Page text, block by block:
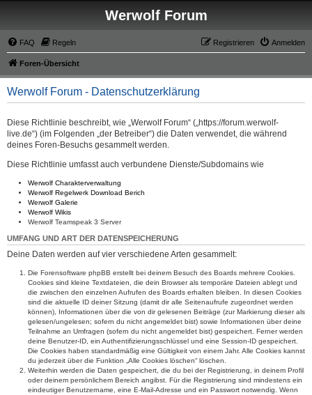
Werwolf Forum
FAQ Regeln Anmelden
Registrieren
Foren-Übersicht
Werwolf Forum - Datenschutzerklärung
Diese Richtlinie beschreibt, wie „Werwolf Forum“ („https://forum.werwolf-
live.de“) (im Folgenden „der Betreiber“) die Daten verwendet, die während
deines Foren-Besuchs gesammelt werden.
Diese Richtlinie umfasst auch verbundene Dienste/Subdomains wie
Werwolf Charakterverwaltung
Werwolf Regelwerk Download Berich
Werwolf Galerie
Werwolf Wikis
Werwolf Teamspeak 3 Server
UMFANG UND ART DER DATENSPEICHERUNG
Deine Daten werden auf vier verschiedene Arten gesammelt:
Die Forensoftware phpBB erstellt bei deinem Besuch des Boards mehrere Cookies.
Cookies sind kleine Textdateien, die dein Browser als temporäre Dateien ablegt und
die zwischen den einzelnen Aufrufen des Boards erhalten bleiben. In diesen Cookies
sind die aktuelle ID deiner Sitzung (damit dir alle Seitenaufrufe zugeordnet werden
können), Informationen über die von dir gelesenen Beiträge (zur Markierung dieser als
gelesen/ungelesen; sofern du nicht angemeldet bist) sowie Informationen über deine
Teilnahme an Umfragen (sofern du nicht angemeldet bist) gespeichert. Ferner werden
deine Benutzer-ID, ein Authentifizierungsschlüssel und eine Session-ID gespeichert.
Die Cookies haben standardmäßig eine Gültigkeit von einem Jahr. Alle Cookies kannst
du jederzeit über die Funktion „Alle Cookies löschen“ löschen.
Weiterhin werden die Daten gespeichert, die du bei der Registrierung, in deinem Profil
oder deinem persönlichem Bereich angibst. Für die Registrierung sind mindestens ein
eindeutiger Benutzername, eine E-Mail-Adresse und ein Passwort notwendig. Wenn